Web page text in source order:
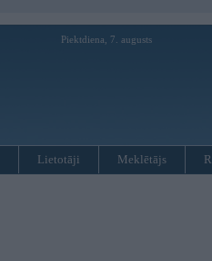
Piektdiena, 7. augusts
Lietotāji Meklētājs